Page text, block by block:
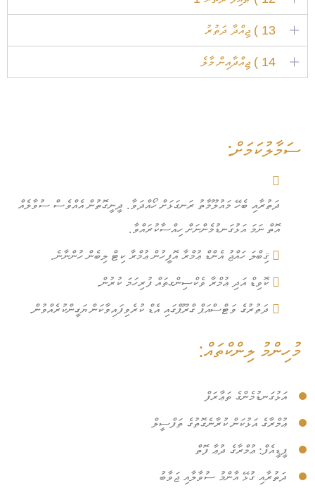
13 ) ޖިއްދާ ދަތުރު
14 ) ޖިއްދާއިން މާލެ
ސަމާލުކަމަށް:
ދަތުރާއި ބެހޭ މައުލޫމާތު ރަނގަޅަށް ހޯއްދަވާ. ދީނީގޮތުން އެއްވެސް ސުވާލެއް
އޮތް ނަމަ އަޅުގަނޑުމެންނަށް ހިއްސާކުރައްވާ.
ޤިބްލަ ހައްޖު އެންޑް ޢުމްރާ އޮފީހުން ޢުމްރާ ކިޓް ލިބެން ހުންނާނެ.
ކޮވިޑް އަދި ޢުމްރާ ވެކްސިންގތައް ފުރިހަމަ ކުރުން.
ދަތުރުގެ ވަޓްސްއަޕް ގްރޫޕްގައި އެޑް ކުރެވިފައިވާކަން ޔަގީންކުރެއްވުން.
މުހިންމު ލިންކްތައް:
އަޅުގަނޑުމެންގެ ތަޢާރަފް
ޢުމްރާގެ އަޅުކަން ކުރާނެގޮތުގެ ތަފްސީލް
ޕީޑީއެފް: ޢުމްރާގެ ދުޢާ ފޮތް
ދަތުރާއި ގުޅޭ އާންމު ސުވާލާއި ޖަވާބު